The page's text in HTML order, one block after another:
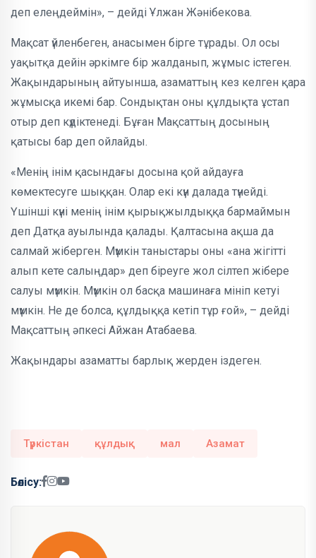
деп елеңдеймін», – дейді Ұлжан Жәнібекова.
Мақсат үйленбеген, анасымен бірге тұрады. Ол осы
уақытқа дейін әркімге бір жалданып, жұмыс істеген.
Жақындарының айтуынша, азаматтың кез келген қара
жұмысқа икемі бар. Сондықтан оны құлдықта ұстап
отыр деп күдіктенеді. Бұған Мақсаттың досының
қатысы бар деп ойлайды.
«Менің інім қасындағы досына қой айдауға
көмектесуге шыққан. Олар екі күн далада түнейді.
Үшінші күні менің інім қырықжылдыққа бармаймын
деп Датқа ауылында қалады. Қалтасына ақша да
салмай жіберген. Мүмкін таныстары оны «ана жігітті
алып кете салыңдар» деп біреуге жол сілтеп жібере
салуы мүмкін. Мүмкін ол басқа машинаға мініп кетуі
мүмкін. Не де болса, құлдыққа кетіп тұр ғой», – дейді
Мақсаттың әпкесі Айжан Атабаева.
Жақындары азаматты барлық жерден іздеген.
Түркістан құлдық мал Азамат
Бөлісу: